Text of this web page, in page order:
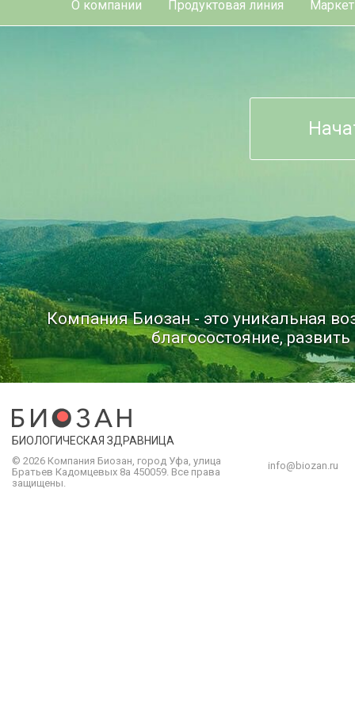
О компании Продуктовая линия
Компания Биозан - это уникальная
благосостояние,
БИОЛОГИЧЕСКАЯ ЗДРАВНИЦА
© 2026 Компания Биозан, город Уфа, улица
Братьев Кадомцевых 8а 450059. Все права
защищены.
info@biozan.ru